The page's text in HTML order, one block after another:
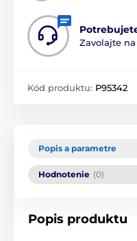
Zavolajte na
Kód produktu: P95342
Popis a parametre
Hodnotenie (0)
Popis produktu